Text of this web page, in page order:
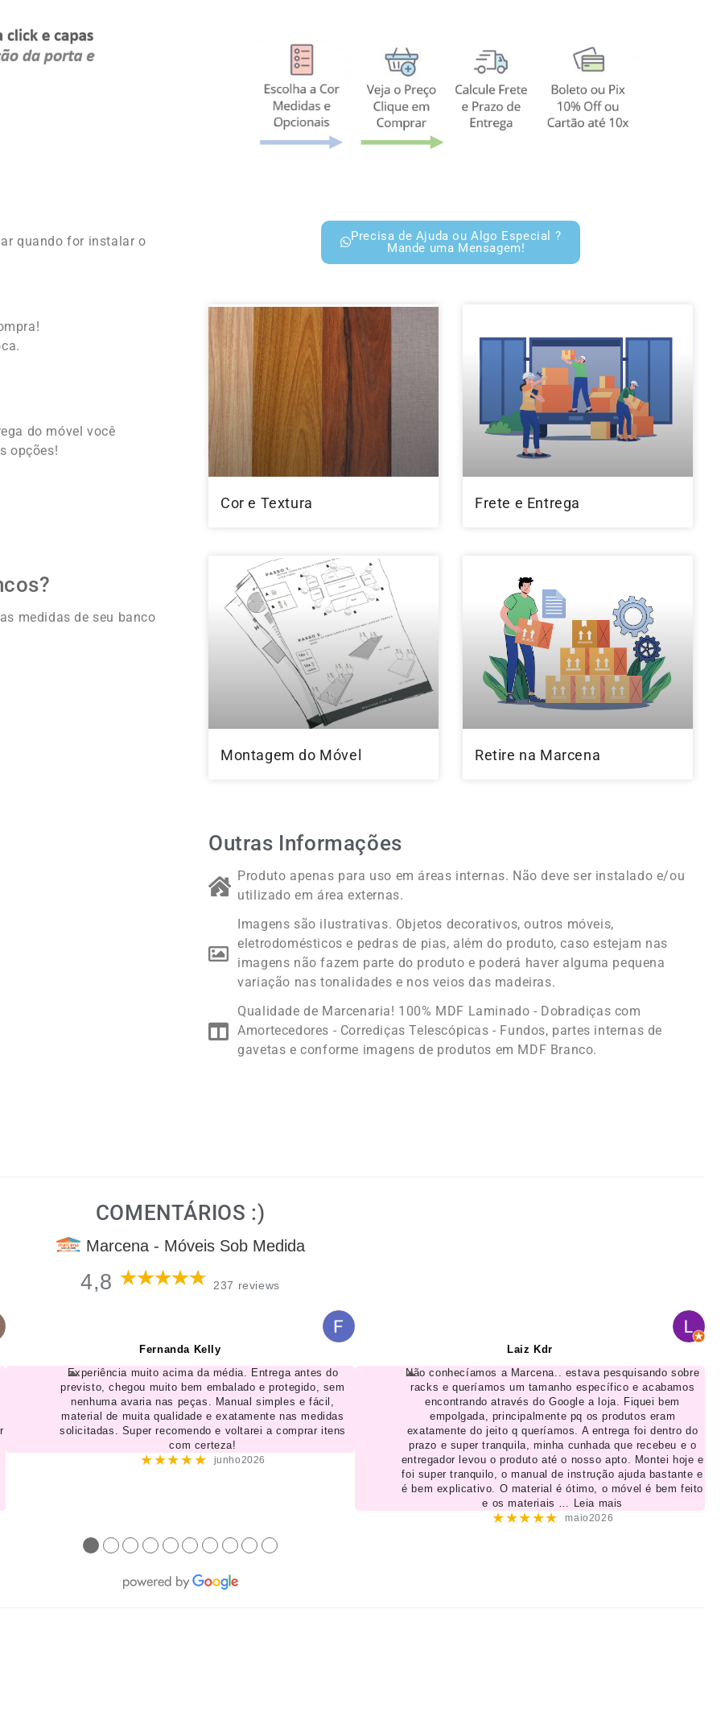
quando for instalar o
do móvel você
opções!
medidas de seu banco
Precisa de Ajuda ou Algo Especial ?
Mande uma Mensagem!
Cor e Textura Frete e Entrega
Montagem do Móvel Retire na Marcena
Outras Informações
Produto apenas para uso em áreas internas. Não deve ser instalado e/ou
utilizado em área externas.
Imagens são ilustrativas. Objetos decorativos, outros móveis,
eletrodomésticos e pedras de pias, além do produto, caso estejam nas
imagens não fazem parte do produto e poderá haver alguma pequena
variação nas tonalidades e nos veios das madeiras.
Qualidade de Marcenaria! 100% MDF Laminado - Dobradiças com
Amortecedores - Corrediças Telescópicas - Fundos, partes internas de
gavetas e conforme imagens de produtos em MDF Branco.
COMENTÁRIOS :)
Marcena - Móveis Sob Medida
4,8 237 reviews
Fernanda Kelly
Experiência muito acima da média. Entrega antes do
previsto, chegou muito bem embalado e protegido, sem
nenhuma avaria nas peças. Manual simples e fácil,
material de muita qualidade e exatamente nas medidas
solicitadas. Super recomendo e voltarei a comprar itens
com certeza!
★★★★★ junho2026
Laiz Kdr
Não conhecíamos a Marcena.. estava pesquisando sobre
racks e queríamos um tamanho específico e acabamos
encontrando através do Google a loja. Fiquei bem
empolgada, principalmente pq os produtos eram
exatamente do jeito q queríamos. A entrega foi dentro do
prazo e super tranquila, minha cunhada que recebeu e o
entregador levou o produto até o nosso apto. Montei hoje e
foi super tranquilo, o manual de instrução ajuda bastante e
é bem explicativo. O material é ótimo, o móvel é bem feito
e os materiais
… Leia mais
★★★★★ maio2026
●●●●●●●●●●